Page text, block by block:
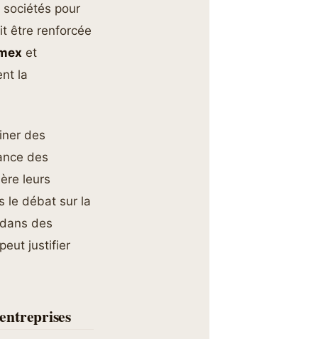
pour
être renforcée
et
la
des
des
leurs
le débat sur la
des
justifier